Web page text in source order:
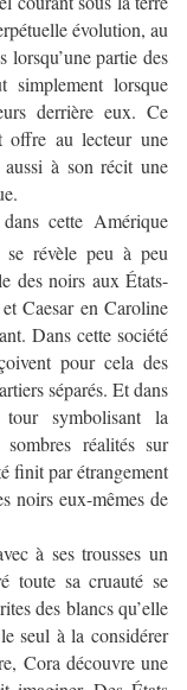
évolution, au
lorsqu’une partie des
simplement lorsque
derrière eux. Ce
offre au lecteur une
aussi à son récit une
cette Amérique
se révèle peu à peu
des noirs aux États-
Caesar en Caroline
Dans cette société
pour cela des
séparés. Et dans
symbolisant la
réalités sur
finit par étrangement
noirs eux-mêmes de
à ses trousses un
toute sa cruauté se
des blancs qu’elle
seul à la considérer
Cora découvre une